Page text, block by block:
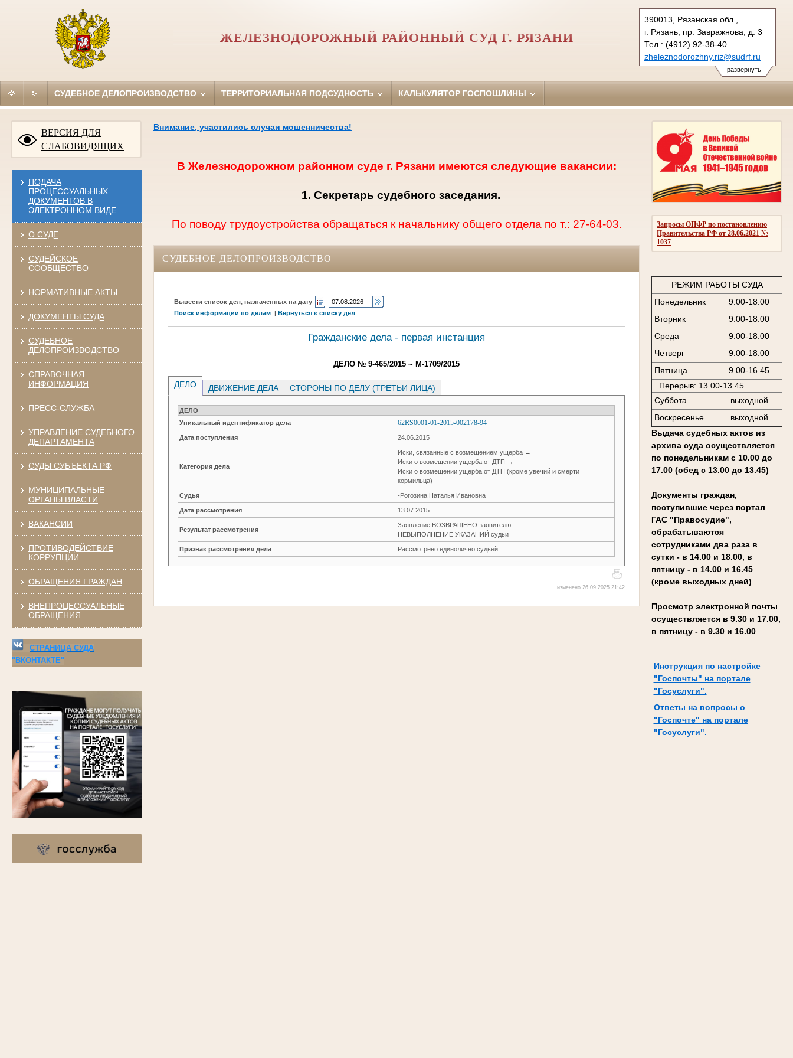
развернуть
390013, Рязанская обл.,
г. Рязань, пр. Завражнова, д. 3
Тел.: (4912) 92-38-40
zheleznodorozhny.riz@sudrf.ru
ЖЕЛЕЗНОДОРОЖНЫЙ РАЙОННЫЙ СУД Г. РЯЗАНИ
СУДЕБНОЕ ДЕЛОПРОИЗВОДСТВО ТЕРРИТОРИАЛЬНАЯ ПОДСУДНОСТЬ КАЛЬКУЛЯТОР ГОСПОШЛИНЫ
ВЕРСИЯ ДЛЯ
СЛАБОВИДЯЩИХ
ПОДАЧА
ПРОЦЕССУАЛЬНЫХ
ДОКУМЕНТОВ В
ЭЛЕКТРОННОМ ВИДЕ
О СУДЕ
СУДЕЙСКОЕ
СООБЩЕСТВО
НОРМАТИВНЫЕ АКТЫ
ДОКУМЕНТЫ СУДА
СУДЕБНОЕ
ДЕЛОПРОИЗВОДСТВО
СПРАВОЧНАЯ
ИНФОРМАЦИЯ
ПРЕСС-СЛУЖБА
УПРАВЛЕНИЕ СУДЕБНОГО
ДЕПАРТАМЕНТА
СУДЫ СУБЪЕКТА РФ
МУНИЦИПАЛЬНЫЕ
ОРГАНЫ ВЛАСТИ
ВАКАНСИИ
ПРОТИВОДЕЙСТВИЕ
КОРРУПЦИИ
ОБРАЩЕНИЯ ГРАЖДАН
ВНЕПРОЦЕССУАЛЬНЫЕ
ОБРАЩЕНИЯ
СТРАНИЦА СУДА
"ВКОНТАКТЕ"
Запросы ОПФР по постановлению
Правительства РФ от 28.06.2021 №
1037
РЕЖИМ РАБОТЫ СУДА
Понедельник
9.00-18.00
Вторник
9.00-18.00
Среда
9.00-18.00
Четверг
9.00-18.00
Пятница
9.00-16.45
Перерыв: 13.00-13.45
Суббота
выходной
Воскресенье
выходной
Выдача судебных актов из
архива суда осуществляется
по понедельникам с 10.00 до
17.00 (обед с 13.00 до 13.45)
Документы граждан,
поступившие через портал
ГАС "Правосудие",
обрабатываются
сотрудниками два раза в
сутки - в 14.00 и 18.00, в
пятницу - в 14.00 и 16.45
(кроме выходных дней)
Просмотр электронной почты
осуществляется в 9.30 и 17.00,
в пятницу - в 9.30 и 16.00
Инструкция по настройке
"Госпочты" на портале
"Госуслуги".
Ответы на вопросы о
"Госпочте" на портале
"Госуслуги".
Внимание, участились случаи мошенничества!
В Железнодорожном районном суде г. Рязани имеются следующие вакансии:
1. Секретарь судебного заседания.
По поводу трудоустройства обращаться к начальнику общего отдела по т.: 27-64-03.
СУДЕБНОЕ ДЕЛОПРОИЗВОДСТВО
Вывести список дел, назначенных на дату
Поиск информации по делам |Вернуться к списку дел
Гражданские дела - первая инстанция
ДЕЛО № 9-465/2015 ~ М-1709/2015
ДЕЛО ДВИЖЕНИЕ ДЕЛА СТОРОНЫ ПО ДЕЛУ (ТРЕТЬИ ЛИЦА)
ДЕЛО
Уникальный идентификатор дела
62RS0001-01-2015-002178-94
Дата поступления 24.06.2015
Категория дела
Иски, связанные с возмещением ущерба →
Иски о возмещении ущерба от ДТП →
Иски о возмещении ущерба от ДТП (кроме увечий и смерти
кормильца)
Судья -Рогозина Наталья Ивановна
Дата рассмотрения 13.07.2015
Результат рассмотрения
Заявление ВОЗВРАЩЕНО заявителю
НЕВЫПОЛНЕНИЕ УКАЗАНИЙ судьи
Признак рассмотрения дела Рассмотрено единолично судьей
изменено 26.09.2025 21:42